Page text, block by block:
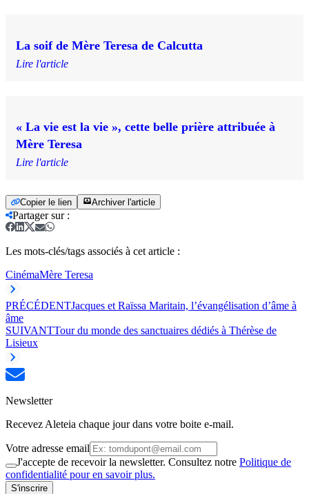
La soif de Mère Teresa de Calcutta
Lire l'article
« La vie est la vie », cette belle prière attribuée à
Mère Teresa
Lire l'article
Copier le lien Archiver l'article
Partager sur:
Les mots-clés/tags associés à cet article :
CinémaMère Teresa
PRÉCÉDENTJacques et Raïssa Maritain, l’évangélisation d’âme à
âme
SUIVANTTour du monde des sanctuaires dédiés à Thérèse de
Lisieux
Newsletter
Recevez Aleteia chaque jour dans votre boite e-mail.
Votre adresse email
J'accepte de recevoir la newsletter. Consultez notre Politique de
confidentialité pour en savoir plus.
S'inscrire